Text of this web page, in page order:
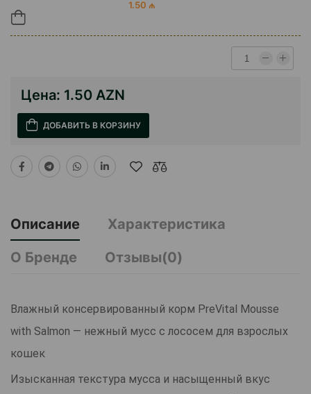
1.50 ₼
Цена: 1.50 AZN
ДОБАВИТЬ В КОРЗИНУ
Описание
Характеристика
О Бренде
Отзывы(0)
Влажный консервированный корм PreVital Mousse
with Salmon — нежный мусс с лососем для взрослых
кошек
Изысканная текстура мусса и насыщенный вкус